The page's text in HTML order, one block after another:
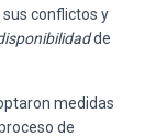
conflictos y
de
medidas
de